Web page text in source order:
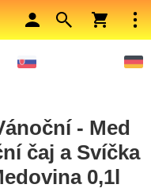
- Med
čaj a Svíčka
0,1l